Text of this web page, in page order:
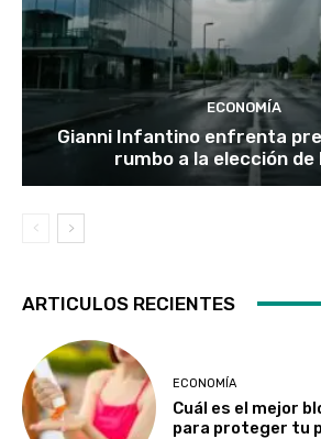
ECONOMÍA
Gianni Infantino enfrenta
rumbo a la elección de
ARTICULOS RECIENTES
ECONOMÍA
Cuál es el mejor
para proteger tu